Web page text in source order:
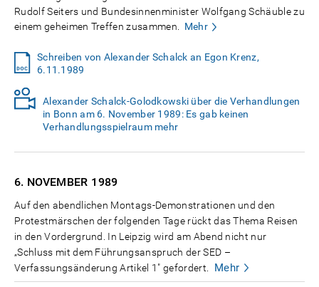
Rudolf Seiters und Bundesinnenminister Wolfgang Schäuble zu
einem geheimen Treffen zusammen.
Mehr
Schreiben von Alexander Schalck an Egon Krenz,
6.11.1989
Alexander Schalck-Golodkowski über die Verhandlungen
in Bonn am 6. November 1989: Es gab keinen
Verhandlungsspielraum mehr
6. NOVEMBER 1989
Auf den abendlichen Montags-Demonstrationen und den
Protestmärschen der folgenden Tage rückt das Thema Reisen
in den Vordergrund. In Leipzig wird am Abend nicht nur
„Schluss mit dem Führungsanspruch der SED –
Verfassungsänderung Artikel 1" gefordert.
Mehr